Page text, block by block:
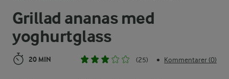
Grillad ananas med
yoghurtglass
20 MIN (25) • Kommentarer (0)